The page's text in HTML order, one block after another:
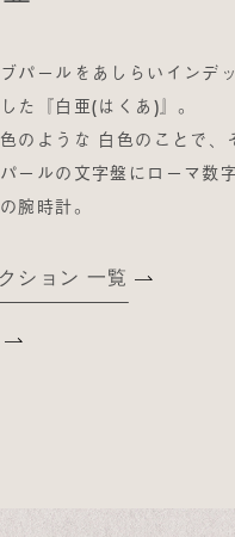
パールをあしらいインデ
た『白亜(はくあ)』。
のような 白色のことで、
ールの文字盤にローマ数
腕時計。
ション 一覧